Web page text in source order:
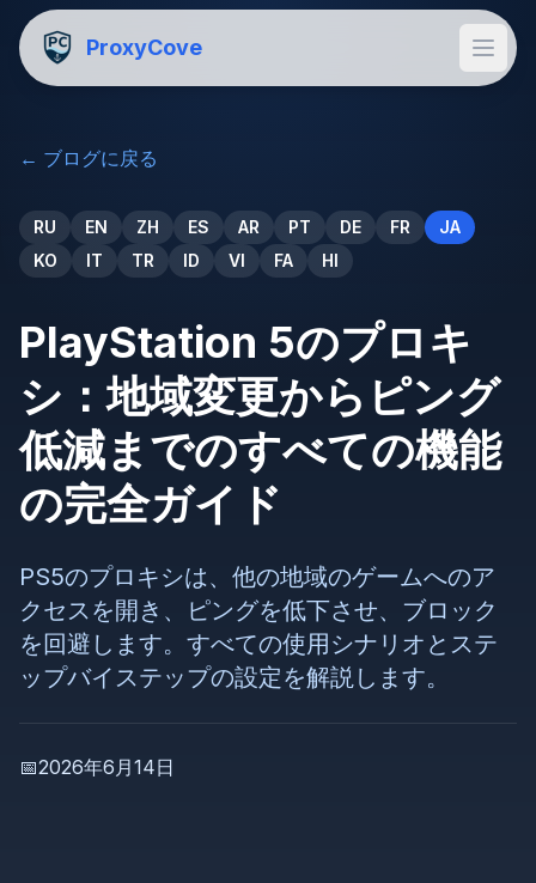
ProxyCove
← ブログに戻る
RU EN ZH ES AR PT DE FR
JA
KO
IT TR ID VI FA HI
PlayStation 5のプロキ
シ：地域変更からピング
低減までのすべての機能
の完全ガイド
PS5のプロキシは、他の地域のゲームへのア
クセスを開き、ピングを低下させ、ブロック
を回避します。すべての使用シナリオとステ
ップバイステップの設定を解説します。
📅2026年6月14日